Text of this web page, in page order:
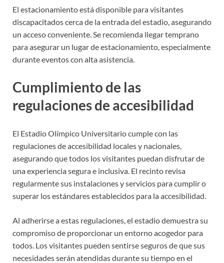
El estacionamiento está disponible para visitantes
discapacitados cerca de la entrada del estadio, asegurando
un acceso conveniente. Se recomienda llegar temprano
para asegurar un lugar de estacionamiento, especialmente
durante eventos con alta asistencia.
Cumplimiento de las
regulaciones de accesibilidad
El Estadio Olímpico Universitario cumple con las
regulaciones de accesibilidad locales y nacionales,
asegurando que todos los visitantes puedan disfrutar de
una experiencia segura e inclusiva. El recinto revisa
regularmente sus instalaciones y servicios para cumplir o
superar los estándares establecidos para la accesibilidad.
Al adherirse a estas regulaciones, el estadio demuestra su
compromiso de proporcionar un entorno acogedor para
todos. Los visitantes pueden sentirse seguros de que sus
necesidades serán atendidas durante su tiempo en el